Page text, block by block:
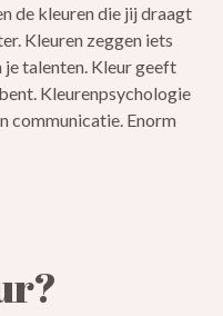
de kleuren die jij draagt
Kleuren zeggen iets
talenten. Kleur geeft
Kleurenpsychologie
communicatie. Enorm